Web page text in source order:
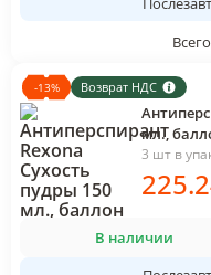
Всего
-13% Возврат НДС
мл.,
3 шт в
225
В наличии